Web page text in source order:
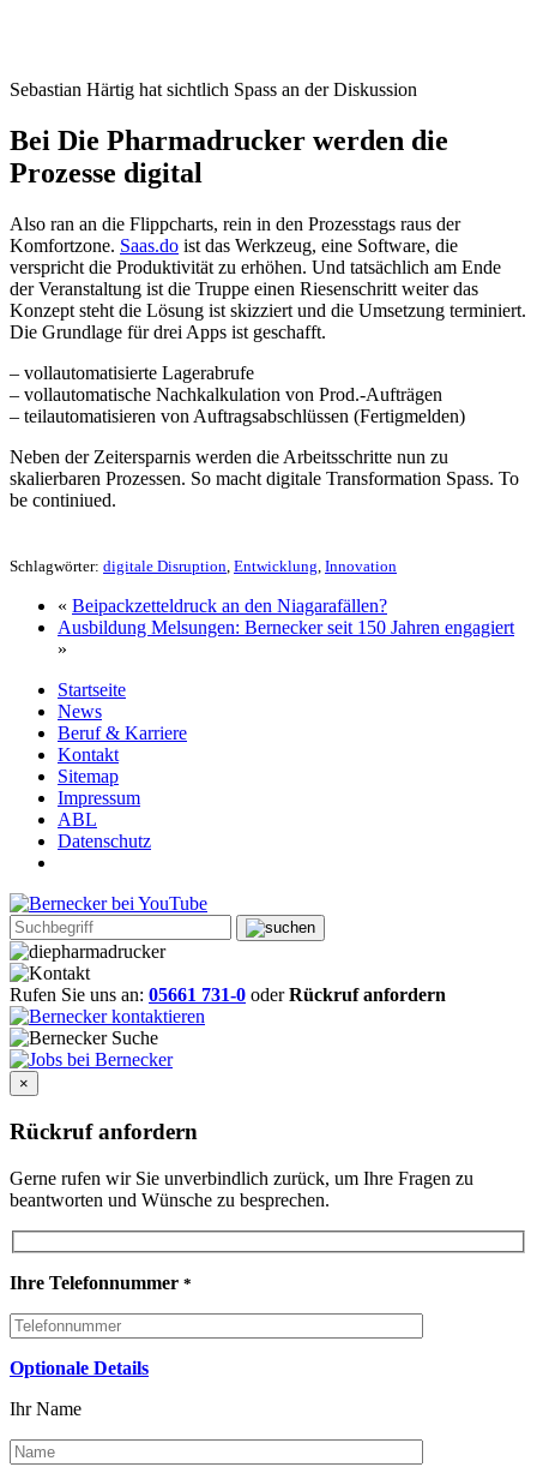
Sebastian Härtig hat sichtlich Spass an der Diskussion
Bei Die Pharmadrucker werden die
Prozesse digital
Also ran an die Flippcharts, rein in den Prozesstags raus der
Komfortzone. Saas.do ist das Werkzeug, eine Software, die
verspricht die Produktivität zu erhöhen. Und tatsächlich am Ende
der Veranstaltung ist die Truppe einen Riesenschritt weiter das
Konzept steht die Lösung ist skizziert und die Umsetzung terminiert.
Die Grundlage für drei Apps ist geschafft.
– vollautomatisierte Lagerabrufe
– vollautomatische Nachkalkulation von Prod.-Aufträgen
– teilautomatisieren von Auftragsabschlüssen (Fertigmelden)
Neben der Zeitersparnis werden die Arbeitsschritte nun zu
skalierbaren Prozessen. So macht digitale Transformation Spass. To
be continiued.
Schlagwörter: digitale Disruption, Entwicklung, Innovation
« Beipackzetteldruck an den Niagarafällen?
Ausbildung Melsungen: Bernecker seit 150 Jahren engagiert
»
Startseite
News
Beruf & Karriere
Kontakt
Sitemap
Impressum
ABL
Datenschutz
Rufen Sie uns an: 05661 731-0 oderRückruf anfordern
×
Rückruf anfordern
Gerne rufen wir Sie unverbindlich zurück, um Ihre Fragen zu
beantworten und Wünsche zu besprechen.
Ihre Telefonnummer *
Optionale Details
Ihr Name